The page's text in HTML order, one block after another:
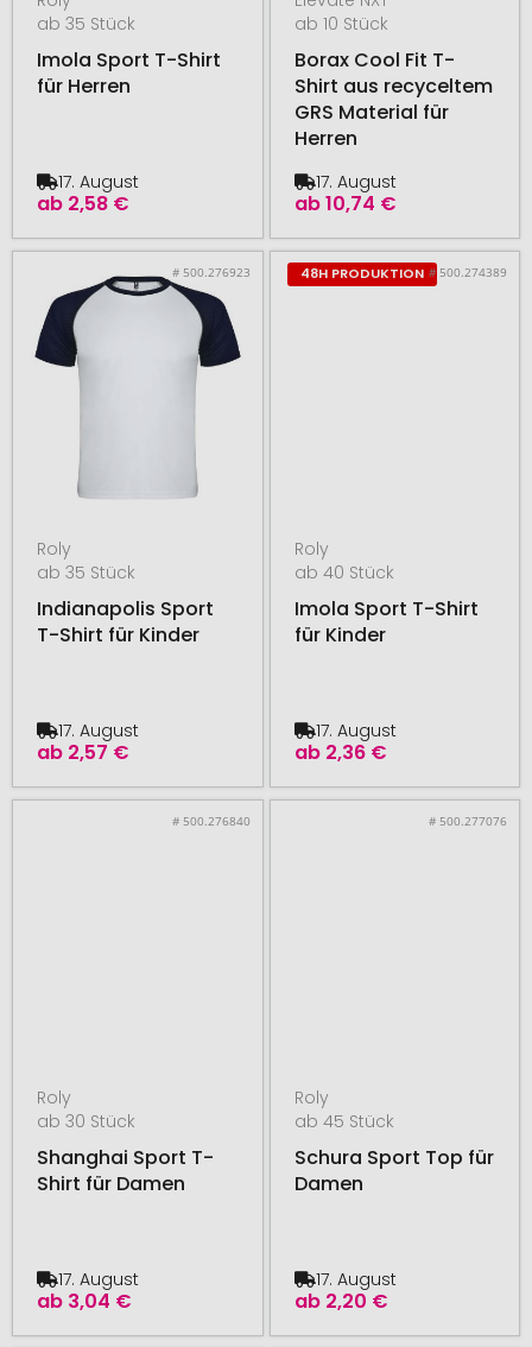
ab 35 Stück
Imola Sport T-Shirt
für Herren
ab 2,58 €
17. August
ab 10 Stück
Borax Cool Fit T-
Shirt aus recyceltem
GRS Material für
Herren
ab10,74 €
17. August
# 500.276923
Roly
ab 35 Stück
Indianapolis Sport
T-Shirt für Kinder
ab 2,57 €
17. August
48H PRODUKTION # 500.274389
Roly
ab 40 Stück
Imola Sport T-Shirt
für Kinder
ab 2,36 €
17. August
# 500.276840
Roly
ab 30 Stück
Shanghai Sport T-
Shirt für Damen
ab 3,04 €
17. August
# 500.277076
Roly
ab 45 Stück
Schura Sport Top für
Damen
ab 2,20 €
17. August